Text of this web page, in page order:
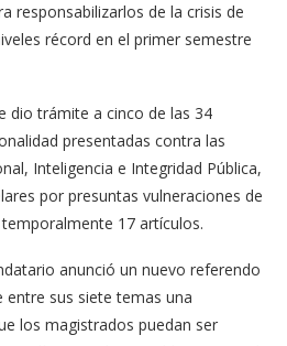
responsabilizarlos de la crisis de
récord en el primer semestre
dio trámite a cinco de las 34
presentadas contra las
Inteligencia e Integridad Pública,
por presuntas vulneraciones de
17 artículos.
anunció un nuevo referendo
entre sus siete temas una
los magistrados puedan ser